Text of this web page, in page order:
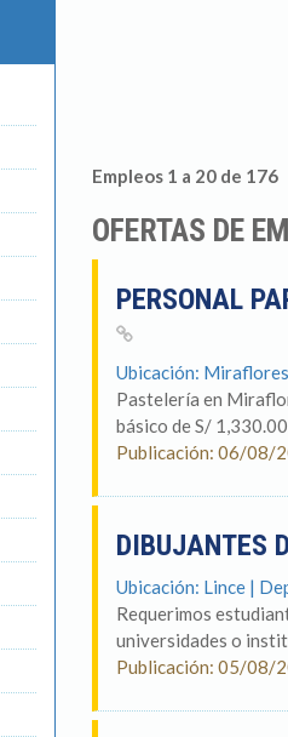
Empleos 1 a 20 de 176
OFERTAS DE
PERSONAL
Ubicación:
Pastelería en
básico de S/
Publicación: 06/08/
DIBUJANTES
Ubicación: Lince |
Requerimos
universidades o
Publicación: 05/08/